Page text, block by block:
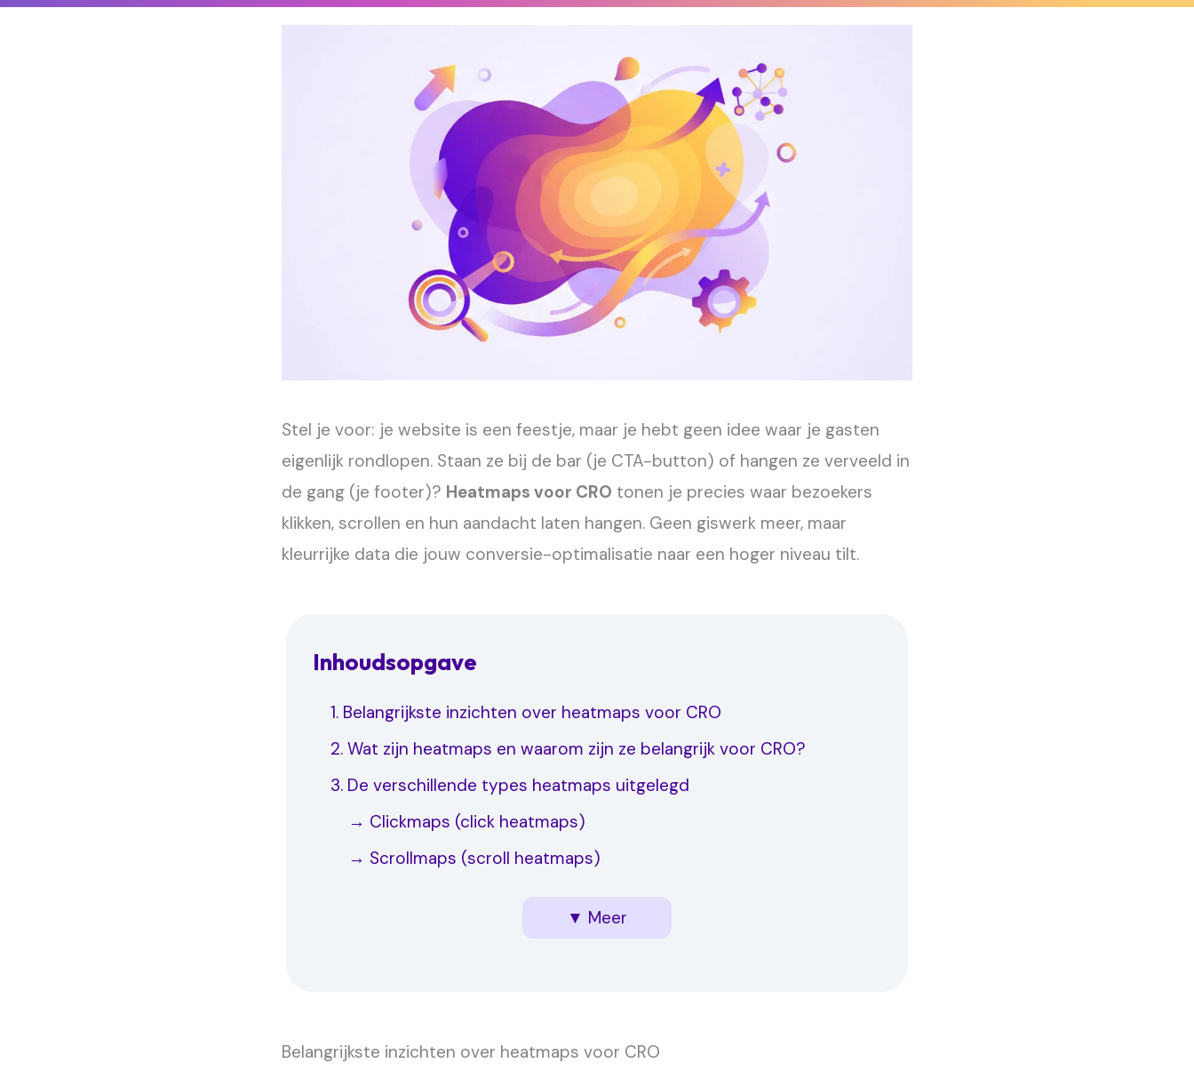
Stel je voor: je website is een feestje, maar je hebt geen idee waar je gasten
eigenlijk rondlopen. Staan ze bij de bar (je CTA-button) of hangen ze verveeld in
de gang (je footer)? Heatmaps voor CRO tonen je precies waar bezoekers
klikken, scrollen en hun aandacht laten hangen. Geen giswerk meer, maar
kleurrijke data die jouw conversie-optimalisatie naar een hoger niveau tilt.
Inhoudsopgave
1. Belangrijkste inzichten over heatmaps voor CRO
2. Wat zijn heatmaps en waarom zijn ze belangrijk voor CRO?
3. De verschillende types heatmaps uitgelegd
→ Clickmaps (click heatmaps)
→ Scrollmaps (scroll heatmaps)
▼ Meer
Belangrijkste inzichten over heatmaps voor CRO